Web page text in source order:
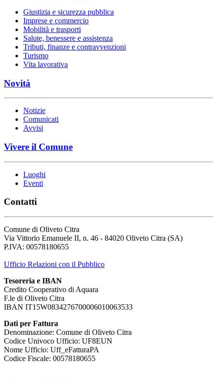
Giustizia e sicurezza pubblica
Imprese e commercio
Mobilità e trasporti
Salute, benessere e assistenza
Tributi, finanze e contravvenzioni
Turismo
Vita lavorativa
Novità
Notizie
Comunicati
Avvisi
Vivere il Comune
Luoghi
Eventi
Contatti
Comune di Oliveto Citra
Via Vittorio Emanuele II, n. 46 - 84020 Oliveto Citra (SA)
P.IVA: 00578180655
Ufficio Relazioni con il Pubblico
Tesoreria e IBAN
Credito Cooperativo di Aquara
F.le di Oliveto Citra
IBAN IT15W0834276700006010063533
Dati per Fattura
Denominazione: Comune di Oliveto Citra
Codice Univoco Ufficio: UF8EUN
Nome Ufficio: Uff_eFatturaPA
Codice Fiscale: 00578180655